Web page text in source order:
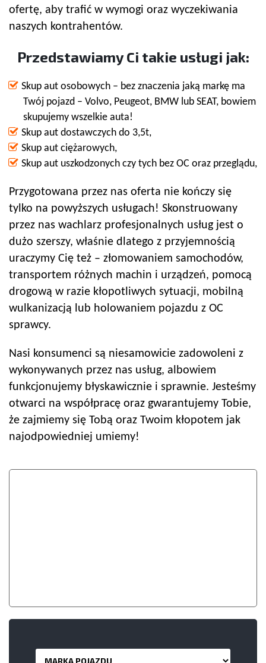
ofertę, aby trafić w wymogi oraz wyczekiwania
naszych kontrahentów.
Przedstawiamy Ci takie usługi jak:
Skup aut osobowych – bez znaczenia jaką markę ma
Twój pojazd – Volvo, Peugeot, BMW lub SEAT, bowiem
skupujemy wszelkie auta!
Skup aut dostawczych do 3,5t,
Skup aut ciężarowych,
Skup aut uszkodzonych czy tych bez OC oraz przeglądu,
Przygotowana przez nas oferta nie kończy się
tylko na powyższych usługach! Skonstruowany
przez nas wachlarz profesjonalnych usług jest o
dużo szerszy, właśnie dlatego z przyjemnością
uraczymy Cię też – złomowaniem samochodów,
transportem różnych machin i urządzeń, pomocą
drogową w razie kłopotliwych sytuacji, mobilną
wulkanizacją lub holowaniem pojazdu z OC
sprawcy.
Nasi konsumenci są niesamowicie zadowoleni z
wykonywanych przez nas usług, albowiem
funkcjonujemy błyskawicznie i sprawnie. Jesteśmy
otwarci na współpracę oraz gwarantujemy Tobie,
że zajmiemy się Tobą oraz Twoim kłopotem jak
najodpowiedniej umiemy!